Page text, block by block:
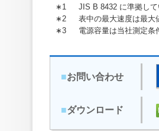
∗1
JIS B 8432 に準拠し
∗2
表中の最大速度は最大
∗3
電源容量は当社測定
■お問い合わせ
■ダウンロード